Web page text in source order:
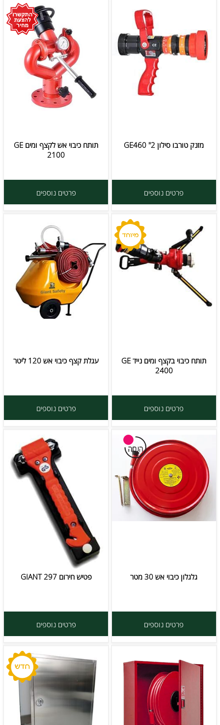
מזנק טורבו סילון 2" GE460
פרטים נוספים
תותח כיבוי אש לקצף ומים GE
2100
פרטים נוספים
תותח כיבוי בקצף ומים נייד GE
2400
פרטים נוספים
עגלת קצף כיבוי אש 120 ליטר
פרטים נוספים
גלגלון כיבוי אש 30 מטר
פרטים נוספים
פטיש חירום GIANT 297
פרטים נוספים